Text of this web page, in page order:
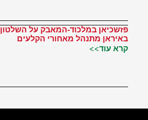
פזשכיאן במלכוד-המאבק על השלטון
באיראן מתנהל מאחורי הקלעים
קרא עוד>>